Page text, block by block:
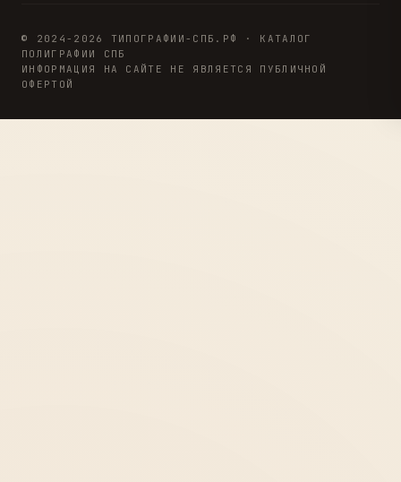
© 2024-2026 ТИПОГРАФИИ-СПБ.РФ · КАТАЛОГ
ПОЛИГРАФИИ СПБ
ИНФОРМАЦИЯ НА САЙТЕ НЕ ЯВЛЯЕТСЯ ПУБЛИЧНОЙ
ОФЕРТОЙ